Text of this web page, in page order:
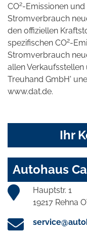
CO2-Emissionen
Stromverbrauch
den offiziellen
spezifischen CO2-
Stromverbrauch
allen
Treuhand GmbH'
www.dat.de.
Ihr
Autohaus
Hauptstr. 1
19217 Rehna